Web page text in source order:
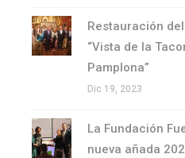
Restauración
“Vista de la
Pamplona”
Dic 19, 2023
La Fundación
nueva añada